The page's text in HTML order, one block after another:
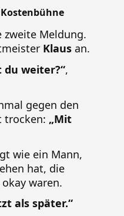
zweite Meldung.
Klaus an.
du weiter?“,
gegen den
trocken: „Mit
wie ein Mann,
hat, die
waren.
als später.“